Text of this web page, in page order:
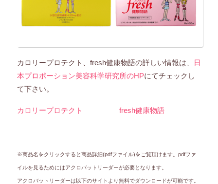
カロリープロテクト、fresh健康物語の詳しい情報は、
日
本プロポーション美容科学研究所のHPにてチェックし
て下さい。
カロリープロテクト fresh健康物語
※商品名をクリックすると商品詳細(pdfファイル)をご覧頂けます。 pdfファ
イルを見るためにはアクロバットリーダーが必要となります。
アクロバットリーダーは以下のサイトより無料でダウンロードが可能です。